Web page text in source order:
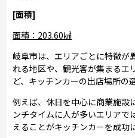
[面積]
面積：203.60㎢
岐阜市は、エリアごとに特徴が
れる地区や、観光客が集まるエ
ど、キッチンカーの出店場所の
例えば、休日を中心に商業施設
ンチタイムに人が多いエリアで
えることがキッチンカーを成功